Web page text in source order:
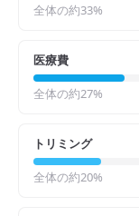
全体の約33%
医療費
全体の約27%
トリミング
全体の約20%